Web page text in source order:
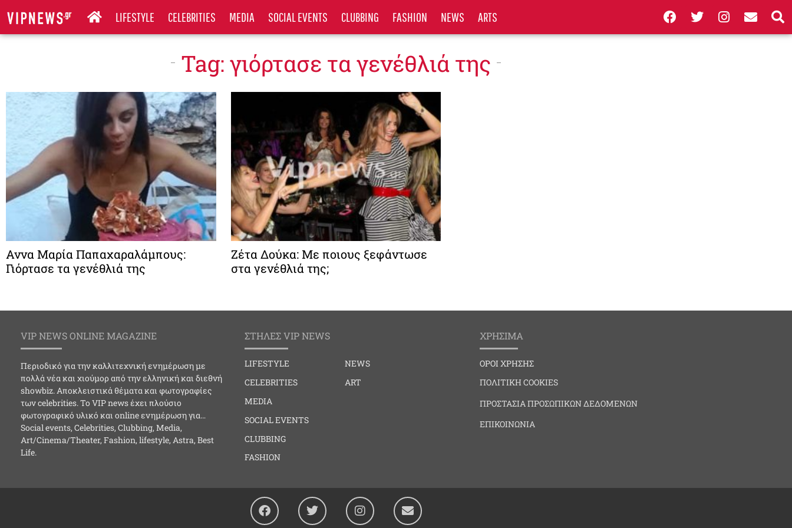
LIFESTYLE CELEBRITIES MEDIA SOCIAL EVENTS CLUBBING FASHION NEWS ARTS
Tag: γιόρτασε τα γενέθλιά της
Αννα Μαρία Παπαχαραλάμπους:
Γιόρτασε τα γενέθλιά της
Ζέτα Δούκα: Με ποιους ξεφάντωσε
στα γενέθλιά της;
VIP NEWS ONLINE MAGAZINE
Περιοδικό για την καλλιτεχνική ενημέρωση με
πολλά νέα και χιούμορ από την ελληνική και διεθνή
showbiz. Αποκλειστικά θέματα και φωτογραφίες
των celebrities. Το VIP news έχει πλούσιο
φωτογραφικό υλικό και online ενημέρωση για…
Social events, Celebrities, Clubbing, Media,
Art/Cinema/Theater, Fashion, lifestyle, Astra, Best
Life.
ΣΤΗΛΕΣ VIP NEWS
LIFESTYLE
CELEBRITIES
MEDIA
SOCIAL EVENTS
CLUBBING
FASHION
NEWS
ART
ΧΡΗΣΙΜΑ
ΟΡΟΙ ΧΡΗΣΗΣ
ΠΟΛΙΤΙΚΗ COOKIES
ΠΡΟΣΤΑΣΙΑ ΠΡΟΣΩΠΙΚΩΝ ΔΕΔΟΜΕΝΩΝ
ΕΠΙΚΟΙΝΩΝΙΑ